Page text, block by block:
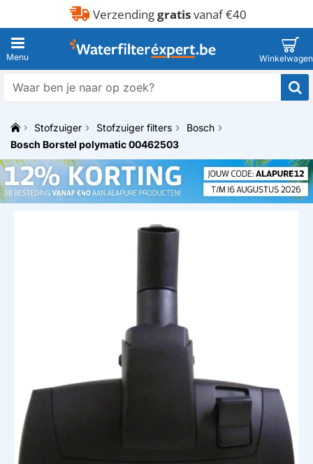
Verzendinggratisvanaf €40
Waar
naar
oph
m
e
Stofzuiger Stofzuiger filters
Bosch
Bosch Borstel polymatic 00462503